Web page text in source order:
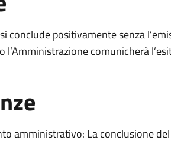
conclude positivamente senza
comunicherà
amministrativo: La conclusione